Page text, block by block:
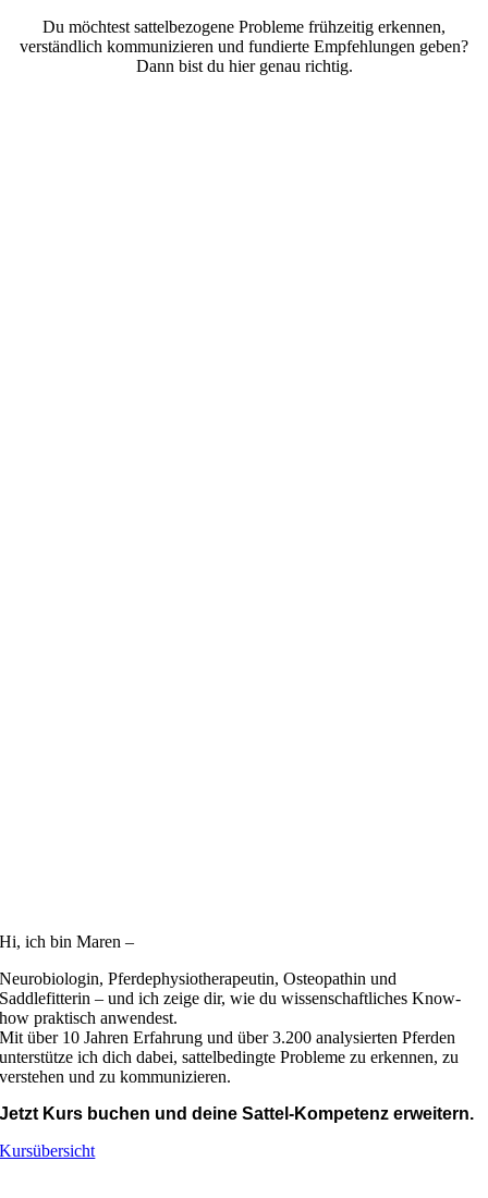
Du möchtest sattelbezogene Probleme frühzeitig erkennen,
verständlich kommunizieren und fundierte Empfehlungen geben?
Dann bist du hier genau richtig.
Hi, ich bin Maren –
Neurobiologin, Pferdephysiotherapeutin, Osteopathin und
Saddlefitterin – und ich zeige dir, wie du wissenschaftliches Know-
how praktisch anwendest.
Mit über 10 Jahren Erfahrung und über 3.200 analysierten Pferden
unterstütze ich dich dabei, sattelbedingte Probleme zu erkennen, zu
verstehen und zu kommunizieren.
Jetzt Kurs buchen und deine Sattel-Kompetenz erweitern.
Kursübersicht